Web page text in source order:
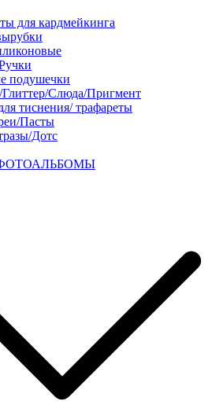
для кардмейкинга
подушечки
Слюда/Пригмент
тиснения/ трафареты
Пасты
Дотс
ФОТОАЛЬБОМЫ